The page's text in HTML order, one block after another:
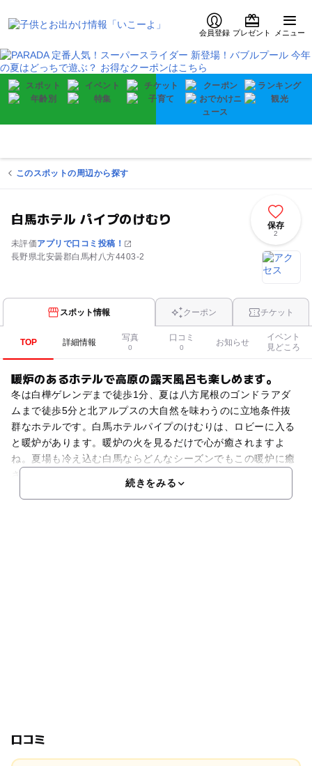
会員登録 プレゼント メニュー
このスポットの周辺から探す
白馬ホテル パイプのけむり
未評価アプリで口コミ投稿！
長野県北安曇郡白馬村八方4403-2
保存
2
スポット情報 クーポン チケット
TOP 詳細情報 写真
0
口コミ
0
お知らせ
イベント
見どころ
暖炉のあるホテルで高原の露天風呂も楽しめます。
冬は白樺ゲレンデまで徒歩1分、夏は八方尾根のゴンドラアダ
ムまで徒歩5分と北アルプスの大自然を味わうのに立地条件抜
群なホテルです。白馬ホテルパイプのけむりは、ロビーに入る
と暖炉があります。暖炉の火を見るだけで心が癒されますよ
ね。夏場も冷え込む白馬ならどんなシーズンでもこの暖炉に癒
さ
続きをみる
口コミ